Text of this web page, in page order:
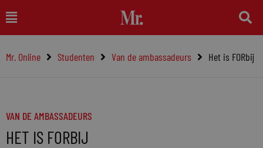
naar
inhoud
Main
Menu
Mr. Online Studenten Van de ambassadeurs Het is FORbij
VAN DE AMBASSADEURS
HET IS FORBIJ